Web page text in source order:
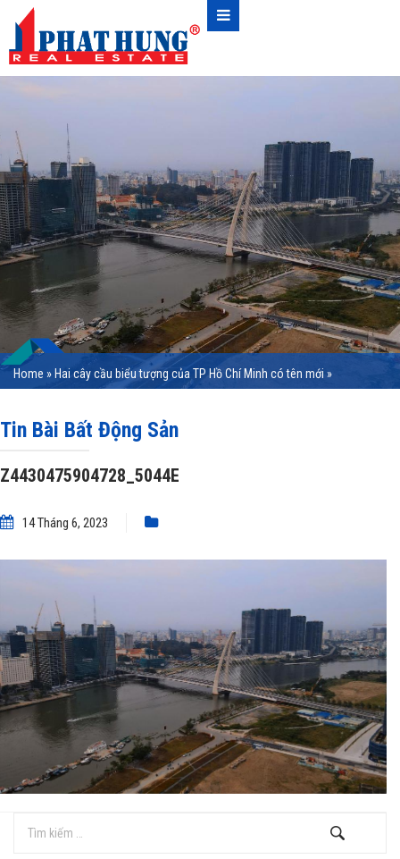
Home » Hai cây cầu biểu tượng của TP Hồ Chí Minh có tên mới »
Tin Bài Bất Động Sản
Z4430475904728_5044E
14 Tháng 6, 2023